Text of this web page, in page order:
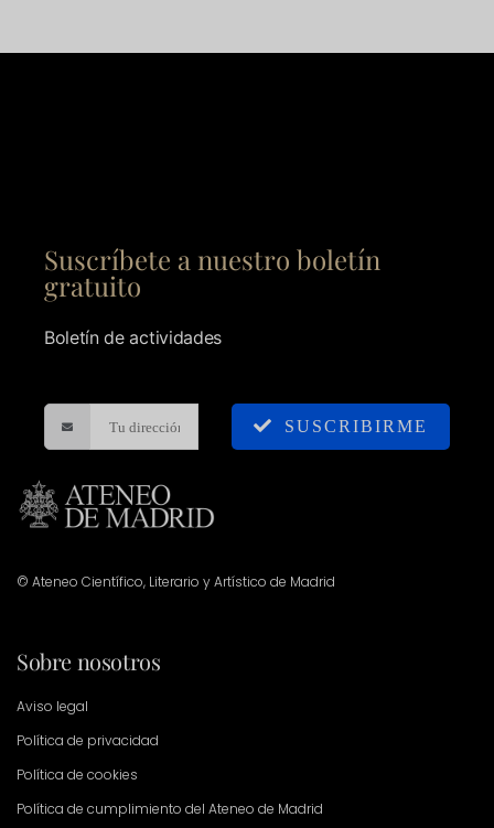
Suscríbete a nuestro boletín
gratuito
Boletín de actividades
SUSCRIBIRME
© Ateneo Científico, Literario y Artístico de Madrid
Sobre nosotros
Aviso legal
Política de privacidad
Política de cookies
Política de cumplimiento del Ateneo de Madrid